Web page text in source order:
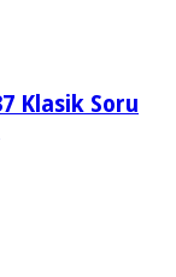
Klasik Soru